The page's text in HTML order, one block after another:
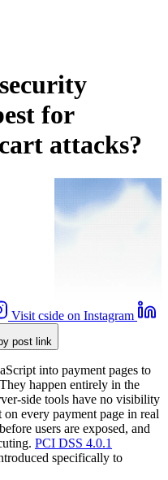
for
attacks?
Visit cside on Instagram
post link
into payment pages to
happen entirely in the
side tools have no visibility
every payment page in real
users are exposed, and
PCI DSS 4.0.1
specifically to